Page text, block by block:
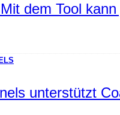
dem Tool
unterstützt